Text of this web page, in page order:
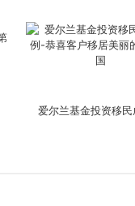
爱尔兰基金投资移